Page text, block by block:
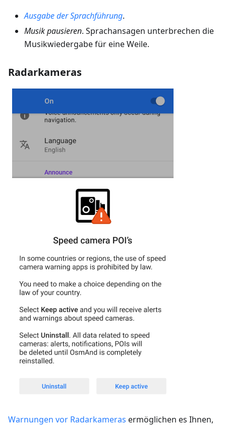
Ausgabe der Sprachführung.
Musik pausieren. Sprachansagen unterbrechen die
Musikwiedergabe für eine Weile.
Radarkameras
Warnungen vor Radarkameras ermöglichen es Ihnen,